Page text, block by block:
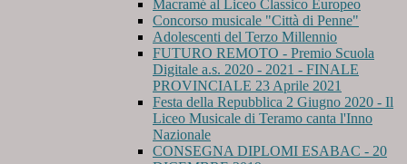
Macramé al Liceo Classico Europeo
Concorso musicale "Città di Penne"
Adolescenti del Terzo Millennio
FUTURO REMOTO - Premio Scuola
Digitale a.s. 2020 - 2021 - FINALE
PROVINCIALE 23 Aprile 2021
Festa della Repubblica 2 Giugno 2020 - Il
Liceo Musicale di Teramo canta l'Inno
Nazionale
CONSEGNA DIPLOMI ESABAC - 20